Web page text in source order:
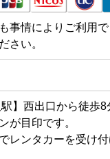
事情によりご利用
さい。
】西出口から徒歩8
が目印です。
レンタカーを受け付